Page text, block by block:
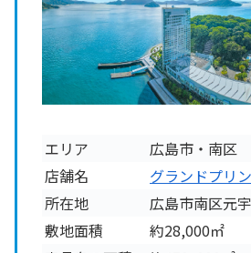
エリア
広島市・南区
店舗名
グランドプリ
所在地
広島市南区元
敷地面積
約28,000㎡